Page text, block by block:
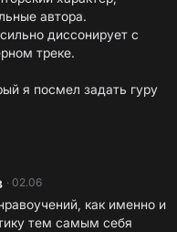
автора.
диссонирует с
треке.
я посмел задать гуру
· 02.06
как именно и
тем самым себя